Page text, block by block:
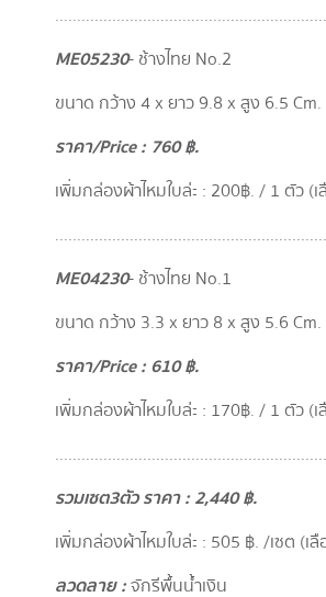
ME05230- ช้างไทย No.2
ขนาด กว้าง 4 x ยาว 9.8 x สูง 6.5
ราคา/Price : 760 ฿.
เพิ่มกล่องผ้าไหมใบล่ะ : 200 ฿. / 1 ตัว (
ME04230- ช้างไทย No.1
ขนาด กว้าง 3.3 x ยาว 8 x สูง 5.6
ราคา/Price : 610 ฿.
เพิ่มกล่องผ้าไหมใบล่ะ : 170 ฿. / 1 ตัว (
รวมเซต3ตัว ราคา : 2,440 ฿.
เพิ่มกล่องผ้าไหมใบล่ะ : 505 ฿. / เซต (เ
ลวดลาย :จักรีพื้นน้ำเงิน